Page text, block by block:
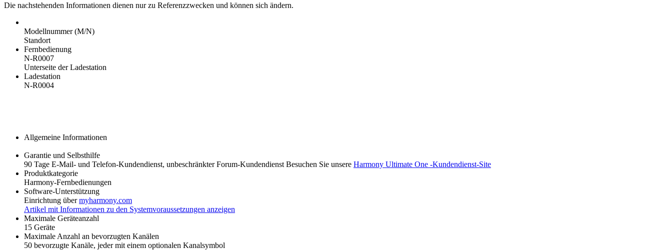
Die nachstehenden Informationen dienen nur zu Referenzzwecken und können sich ändern.
Modellnummer (M/N)
Standort
Fernbedienung
N-R0007
Unterseite der Ladestation
Ladestation
N-R0004
Allgemeine Informationen
Garantie und Selbsthilfe
90 Tage E-Mail- und Telefon-Kundendienst, unbeschränkter Forum-Kundendienst Besuchen Sie unsere Harmony Ultimate One -Kundendienst-Site
Produktkategorie
Harmony-Fernbedienungen
Software-Unterstützung
Einrichtung übermyharmony.com
Artikel mit Informationen zu den Systemvoraussetzungen anzeigen
Maximale Geräteanzahl
15 Geräte
Maximale Anzahl an bevorzugten Kanälen
50 bevorzugte Kanäle, jeder mit einem optionalen Kanalsymbol